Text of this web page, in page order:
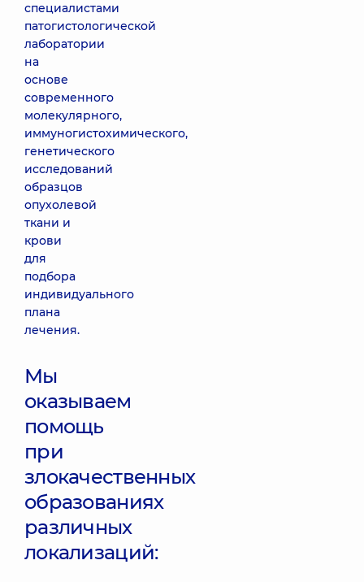
специалистами
патогистологической
лаборатории
на
основе
современного
молекулярного,
иммуногистохимического,
генетического
исследований
образцов
опухолевой
ткани и
крови
для
подбора
индивидуального
плана
лечения.
Мы
оказываем
помощь
при
злокачественных
образованиях
различных
локализаций: